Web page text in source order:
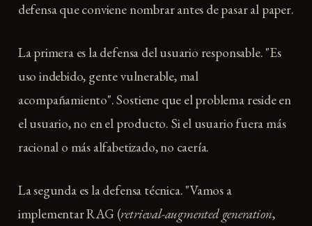
defensa que conviene nombrar antes de pasar al paper.
La primera es la defensa del usuario responsable. "Es
uso indebido, gente vulnerable, mal
acompañamiento". Sostiene que el problema reside en
el usuario, no en el producto. Si el usuario fuera más
racional o más alfabetizado, no caería.
La segunda es la defensa técnica. "Vamos a
implementar RAG (retrieval-augmented generation,